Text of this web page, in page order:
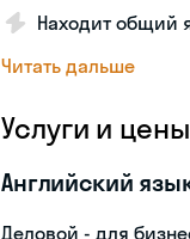
Находит общий
Читать дальше
Услуги и цены
Английский
Деловой - для